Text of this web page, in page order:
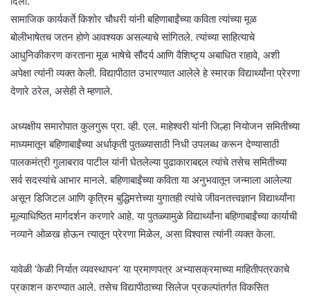
सामाजिक कार्यकर्ते किशोर चौधरी यांनी बहिणाबाईंच्या कविता त्यांच्या मूळ
बोलीभाषेतच जतन होणे आवश्यक असल्याचे सांगितले. त्यांच्या साहित्याचे
आधुनिकीकरण करताना मूळ भाषेचे सौंदर्य आणि वैशिष्ट्य अबाधित राहावे, अशी
अपेक्षा त्यांनी व्यक्त केली. विद्यापीठात उभारण्यात आलेले हे स्मारक विद्यार्थ्यांना प्रेरणा
देणारे ठरेल, असेही ते म्हणाले.
अध्यक्षीय समारोपात कुलगुरू प्रा. व्ही. एल. माहेश्वरी यांनी जिल्हा नियोजन समितीच्या
माध्यमातून बहिणाबाईंच्या अर्धाकृती पुतळ्यासाठी निधी उपलब्ध करून देण्यासाठी
पालकमंत्री गुलाबराव पाटील यांनी घेतलेल्या पुढाकाराबद्दल त्यांचे तसेच समितीच्या
सर्व सदस्यांचे आभार मानले. बहिणाबाईंच्या कविता या अनुभवातून जन्माला आलेल्या
असून डिजिटल आणि कृत्रिम बुद्धिमत्तेच्या युगातही त्यांचे जीवनतत्त्वज्ञान विद्यार्थ्यांना
मूल्याधिष्ठित मार्गदर्शन करणारे आहे. या पुतळ्यामुळे विद्यार्थ्यांना बहिणाबाईंच्या कार्याची
नव्याने ओळख होऊन त्यातून प्रेरणा मिळेल, असा विश्वास त्यांनी व्यक्त केला.
यावेळी ‘केळी निर्यात व्यवस्थापन’ या प्रमाणपत्र अभ्यासक्रमाच्या माहितीपत्रकाचे
प्रकाशन करण्यात आले. तसेच विद्यापीठाच्या सिलेज प्रकल्पांतर्गत विकसित